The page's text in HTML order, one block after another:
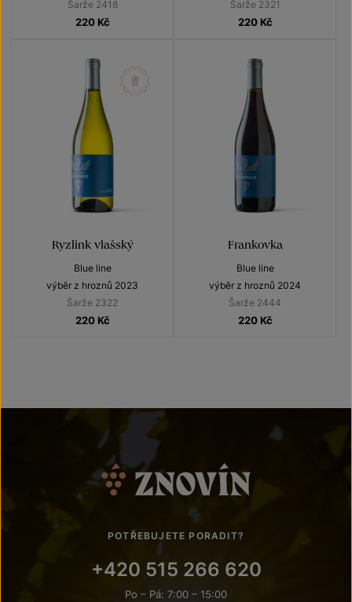
Šarže 2418
220 Kč
Šarže 2321
220 Kč
Ryzlink vlašský
Blue line
výběr z hroznů 2023
Šarže 2322
220 Kč
Frankovka
Blue line
výběr z hroznů 2024
Šarže 2444
220 Kč
POTŘEBUJETE PORADIT?
+420 515 266 620
Po – Pá: 7:00 – 15:00